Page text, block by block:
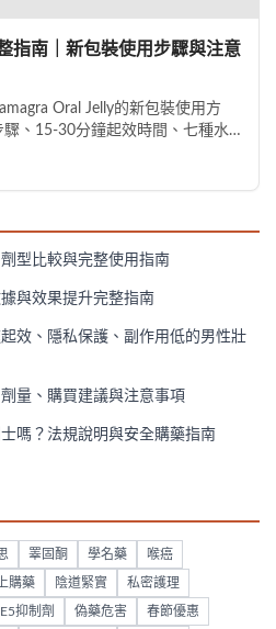
指南｜新包裝使用步驟與注意
Oral Jelly的新包裝使用方
、15-30分鐘起效時間、七種水
型比較與完整使用指南
與效果提升完整指南
效、隱私保護、副作用低的男性壯
量、購買建議與注意事項
嗎？法規說明與安全購藥指南
睪固酮 學名藥 喉癌
購藥 陰道緊實 私密護理
抑制劑 偽藥危害 春節優惠